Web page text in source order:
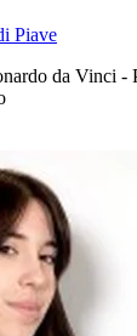
Piave
da Vinci -